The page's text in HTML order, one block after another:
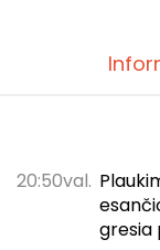
20:50val.
gresia